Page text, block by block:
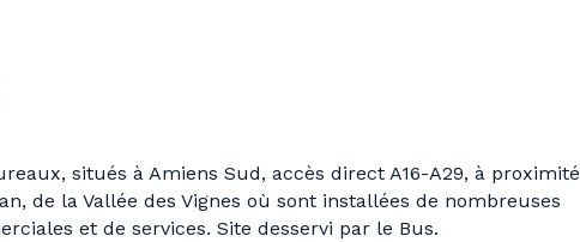
situés à Amiens Sud, accès direct A16-A29, à proximité
de la Vallée des Vignes où sont installées de nombreuses
et de services. Site desservi par le Bus.